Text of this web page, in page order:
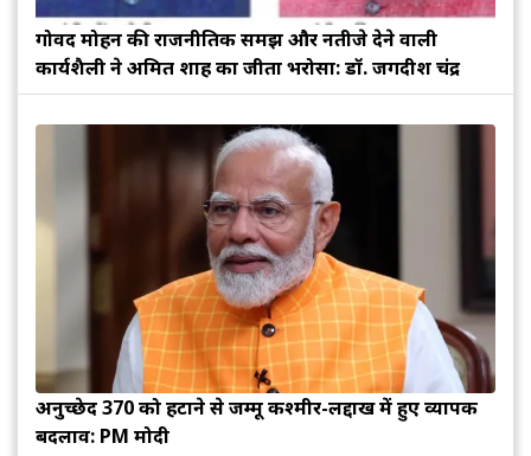
गोविंद मोहन की राजनीतिक समझ और नतीजे देने वाली
कार्यशैली ने अमित शाह का जीता भरोसा: डॉ. जगदीश चंद्र
अनुच्छेद 370 को हटाने से जम्मू कश्मीर-लद्दाख में हुए व्यापक
बदलाव: PM मोदी